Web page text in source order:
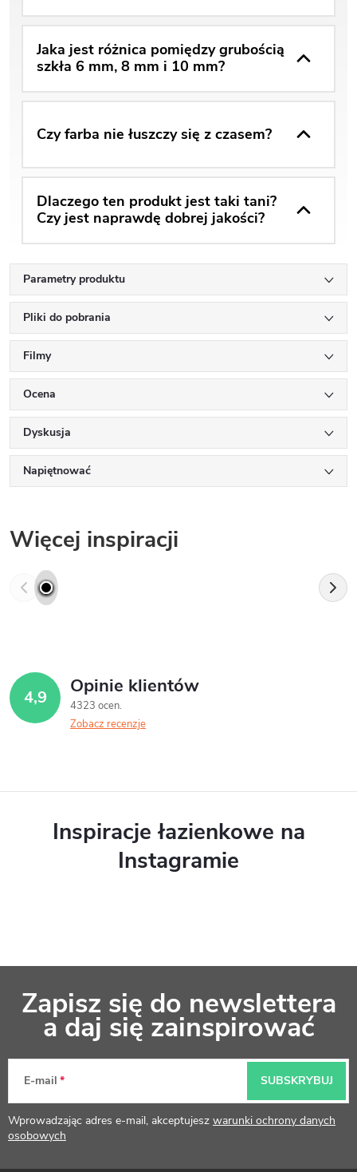
Jaka jest różnica pomiędzy grubością
szkła 6 mm, 8 mm i 10 mm?
Czy farba nie łuszczy się z czasem?
Dlaczego ten produkt jest taki tani?
Czy jest naprawdę dobrej jakości?
Parametry produktu
Pliki do pobrania
Filmy
Ocena
Dyskusja
Napiętnować
Więcej inspiracji
4,9 Opinie klientów
4323 ocen
Zobacz recenzje
Inspiracje łazienkowe na
Instagramie
k
a
Zapisz się do newslettera
a daj się zainspirować
E-mail
Wprowadzając adres e-mail, akceptujesz warunki ochrony danych
osobowych
SUBSKRYBUJ